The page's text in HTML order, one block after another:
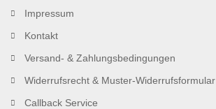
Impressum
Kontakt
Versand- & Zahlungsbedingungen
Widerrufsrecht & Muster-Widerrufsformular
Callback Service